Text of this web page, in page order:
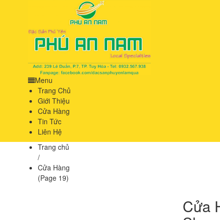
Menu
Trang Chủ
Giới Thiệu
Cửa Hàng
Tin Tức
Liên Hệ
Trang chủ
/
Cửa Hàng
(Page 19)
Cửa